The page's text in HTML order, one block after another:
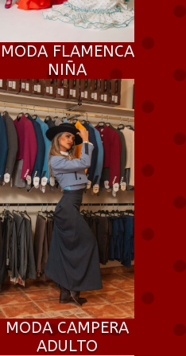
MODA FLAMENCA
NIÑA
MODA CAMPERA
ADULTO